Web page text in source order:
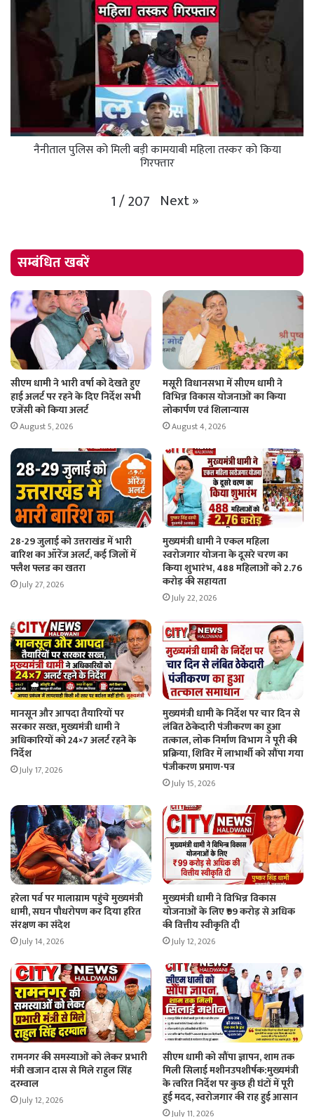
नैनीताल पुलिस को मिली बड़ी कामयाबी महिला तस्कर को किया
गिरफ्तार
1/207 Next»
सम्बंधित खबरें
सीएम धामी ने भारी वर्षा को देखते हुए
हाई अलर्ट पर रहने के दिए निर्देश सभी
एजेंसी को किया अलर्ट
August 5, 2026
मसूरी विधानसभा में सीएम धामी ने
विभिन्न विकास योजनाओं का किया
लोकार्पण एवं शिलान्यास
August 4, 2026
28-29 जुलाई को उत्तराखंड में भारी
बारिश का ऑरेंज अलर्ट, कई जिलों में
फ्लैश फ्लड का खतरा
July 27, 2026
मुख्यमंत्री धामी ने एकल महिला
स्वरोजगार योजना के दूसरे चरण का
किया शुभारंभ, 488 महिलाओं को 2.76
करोड़ की सहायता
July 22, 2026
मानसून और आपदा तैयारियों पर
सरकार सख्त, मुख्यमंत्री धामी ने
अधिकारियों को 24×7 अलर्ट रहने के
निर्देश
July 17, 2026
मुख्यमंत्री धामी के निर्देश पर चार दिन से
लंबित ठेकेदारी पंजीकरण का हुआ
तत्काल, लोक निर्माण विभाग ने पूरी की
प्रक्रिया, शिविर में लाभार्थी को सौंपा गया
पंजीकरण प्रमाण-पत्र
July 15, 2026
हरेला पर्व पर मालाग्राम पहुंचे मुख्यमंत्री
धामी, सघन पौधरोपण कर दिया हरित
संरक्षण का संदेश
July 14, 2026
मुख्यमंत्री धामी ने विभिन्न विकास
योजनाओं के लिए ₹99 करोड़ से अधिक
की वित्तीय स्वीकृति दी
July 12, 2026
रामनगर की समस्याओं को लेकर प्रभारी
मंत्री खजान दास से मिले राहुल सिंह
दरम्वाल
July 12, 2026
सीएम धामी को सौंपा ज्ञापन, शाम तक
मिली सिलाई मशीनउपशीर्षक:मुख्यमंत्री
के त्वरित निर्देश पर कुछ ही घंटों में पूरी
हुई मदद, स्वरोजगार की राह हुई आसान
July 11, 2026